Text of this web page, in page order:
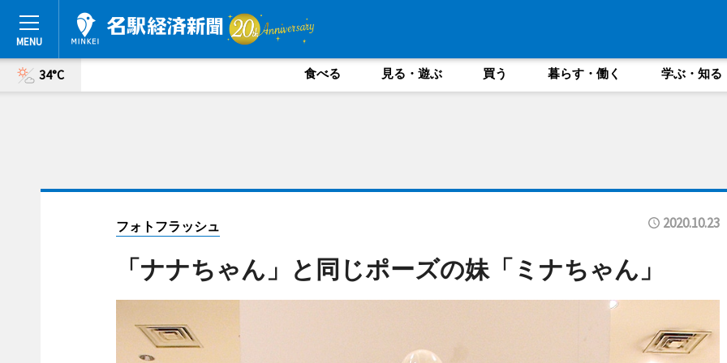
34°C 食べる 見る・遊ぶ 買う 暮らす・働く 学ぶ・知る
フォトフラッシュ 2020.10.23
「ナナちゃん」と同じポーズの妹「ミナちゃん」